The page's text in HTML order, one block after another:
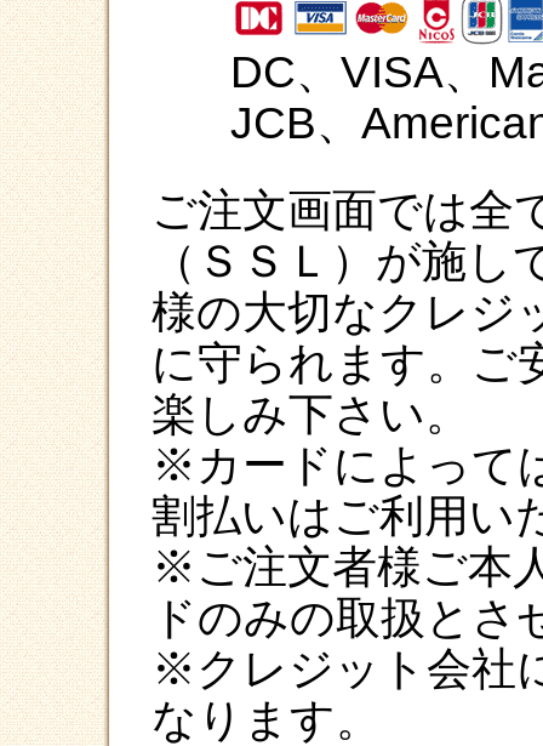
DC、VISA、
JCB、
ご注文画面では全
（ＳＳＬ）が施
様の大切なクレジ
に守られます。ご
楽しみ下さい。
※カードによって
割払いはご利用い
※ご注文者様ご本
ドのみの取扱と
※クレジット会社
なります。